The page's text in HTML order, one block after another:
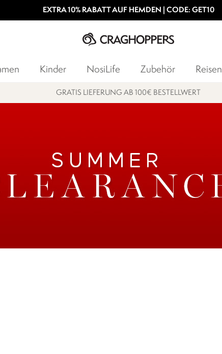
EXTRA 10% RABATT AUF HEMDEN | CODE: GET10
Kinder NosiLife Zubehör Reisen
GRATIS LIEFERUNG AB 100€ BESTELLWERT